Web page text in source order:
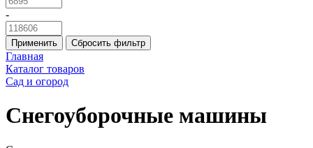
-
Применить Сбросить фильтр
Главная
Каталог товаров
Сад и огород
Снегоуборочные машины